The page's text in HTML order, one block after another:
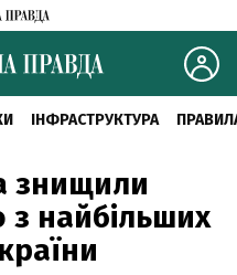
ІНФРАСТРУКТУРА
знищили
з найбільших